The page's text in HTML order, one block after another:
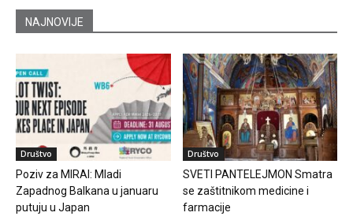
NAJNOVIJE
Društvo
Poziv za MIRAI: Mladi
Zapadnog Balkana u januaru
putuju u Japan
Društvo
SVETI PANTELEJMON Smatra
se zaštitnikom medicine i
farmacije